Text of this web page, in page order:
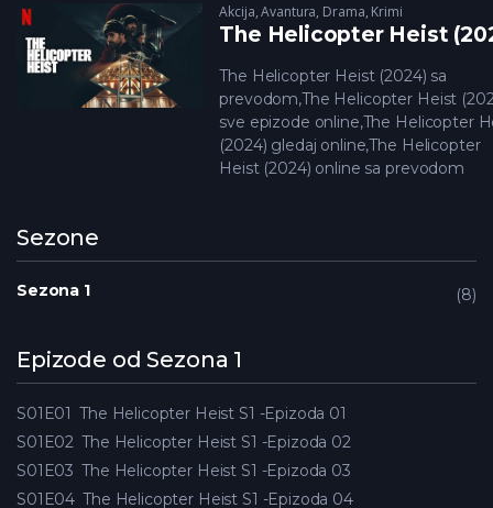
Akcija,Avantura, Drama, Krimi
The Helicopter Heist
The Helicopter Heist (2024) sa
prevodom,The Helicopter Heist
sve epizode online,The Helicopter
(2024) gledaj online,The Helicopter
Heist (2024) online sa prevodom
Sezone
Sezona 1 8
Epizode od Sezona 1
S01E01 The Helicopter Heist S1 -Epizoda 01
S01E02 The Helicopter Heist S1 -Epizoda 02
S01E03 The Helicopter Heist S1 -Epizoda 03
S01E04 The Helicopter Heist S1 -Epizoda 04